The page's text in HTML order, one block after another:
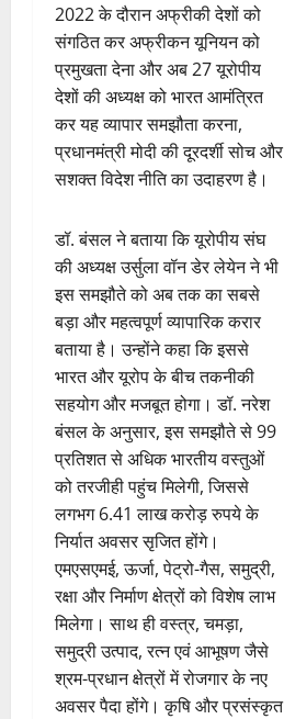
2022 के दौरान अफ्रीकी देशों को
संगठित कर अफ्रीकन यूनियन को
प्रमुखता देना और अब 27 यूरोपीय
देशों की अध्यक्ष को भारत आमंत्रित
कर यह व्यापार समझौता करना,
प्रधानमंत्री मोदी की दूरदर्शी सोच और
सशक्त विदेश नीति का उदाहरण है।
डॉ. बंसल ने बताया कि यूरोपीय संघ
की अध्यक्ष उर्सुला वॉन डेर लेयेन ने भी
इस समझौते को अब तक का सबसे
बड़ा और महत्वपूर्ण व्यापारिक करार
बताया है। उन्होंने कहा कि इससे
भारत और यूरोप के बीच तकनीकी
सहयोग और मजबूत होगा। डॉ. नरेश
बंसल के अनुसार, इस समझौते से 99
प्रतिशत से अधिक भारतीय वस्तुओं
को तरजीही पहुंच मिलेगी, जिससे
लगभग 6.41 लाख करोड़ रुपये के
निर्यात अवसर सृजित होंगे।
एमएसएमई, ऊर्जा, पेट्रो-गैस, समुद्री,
रक्षा और निर्माण क्षेत्रों को विशेष लाभ
मिलेगा। साथ ही वस्त्र, चमड़ा,
समुद्री उत्पाद, रत्न एवं आभूषण जैसे
श्रम-प्रधान क्षेत्रों में रोजगार के नए
अवसर पैदा होंगे। कृषि और प्रसंस्कृत